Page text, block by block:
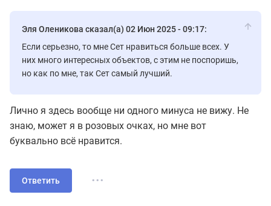
Эля Оленикова сказал(а) 02 Июн 2025 - 09:17:
Если серьезно, то мне Сет нравиться больше всех. У
них много интересных объектов, с этим не поспоришь,
но как по мне, так Сет самый лучший.
Лично я здесь вообще ни одного минуса не вижу. Не
знаю, может я в розовых очках, но мне вот
буквально всё нравится.
Ответить ...